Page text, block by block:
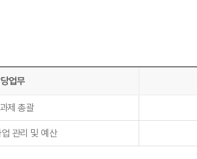
업무
제 총괄
관리 및 예산